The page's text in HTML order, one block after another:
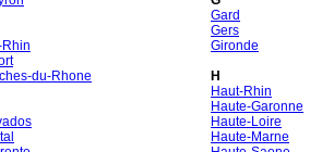
Rhin
du-Rhone
Gard
Gers
Gironde
H
Haut-Rhin
Haute-Garonne
Haute-Loire
Haute-Marne